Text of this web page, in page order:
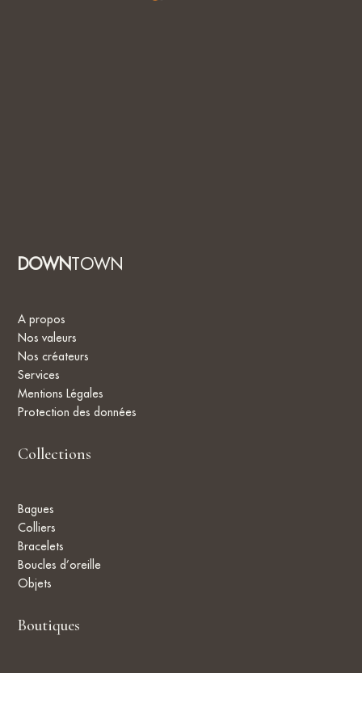
DOWNTOWN
A propos
Nos valeurs
Nos créateurs
Services
Mentions Légales
Protection des données
Collections
Bagues
Colliers
Bracelets
Boucles d’oreille
Objets
Boutiques